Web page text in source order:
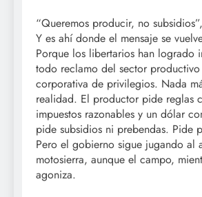
“Queremos producir, no
Y es ahí donde el mensaje se
Porque los libertarios han logrado
todo reclamo del sector productivo
corporativa de privilegios. Nada
realidad. El productor pide reglas
impuestos razonables y un dólar
pide subsidios ni prebendas. Pide
Pero el gobierno sigue jugando al
motosierra, aunque el campo,
agoniza.